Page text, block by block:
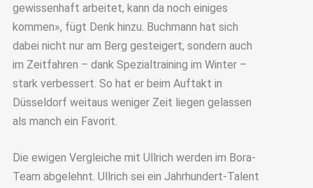
gewissenhaft arbeitet, kann da noch einiges
kommen», fügt Denk hinzu. Buchmann hat sich
dabei nicht nur am Berg gesteigert, sondern auch
im Zeitfahren – dank Spezialtraining im Winter –
stark verbessert. So hat er beim Auftakt in
Düsseldorf weitaus weniger Zeit liegen gelassen
als manch ein Favorit.
Die ewigen Vergleiche mit Ullrich werden im Bora-
Team abgelehnt. Ullrich sei ein Jahrhundert-Talent